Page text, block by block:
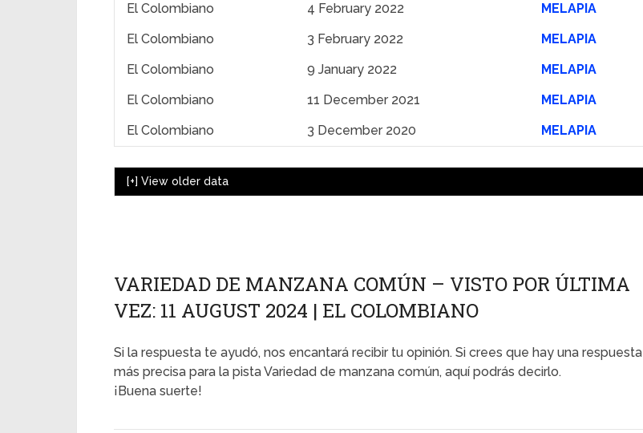
El Colombiano
4 February 2022
MELAPIA
El Colombiano
3 February 2022
MELAPIA
El Colombiano
9 January 2022
MELAPIA
El Colombiano
11 December 2021
MELAPIA
El Colombiano
3 December 2020 MELAPIA
[+] View older data
VARIEDAD DE MANZANA COMÚN – VISTO POR ÚLTIMA
VEZ: 11 AUGUST 2024 | EL COLOMBIANO
Si la respuesta te ayudó, nos encantará recibir tu opinión. Si crees que hay una respuesta
más precisa para la pista Variedad de manzana común, aquí podrás decirlo.
¡Buena suerte!